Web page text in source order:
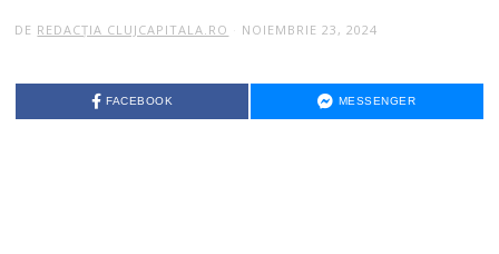
DE REDACȚIA CLUJCAPITALA.RO NOIEMBRIE 23, 2024
FACEBOOK MESSENGER